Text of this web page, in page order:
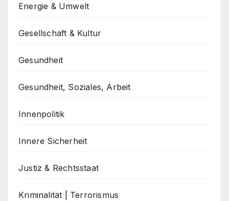
Energie & Umwelt
Gesellschaft & Kultur
Gesundheit
Gesundheit, Soziales, Arbeit
Innenpolitik
Innere Sicherheit
Justiz & Rechtsstaat
Kriminalität | Terrorismus